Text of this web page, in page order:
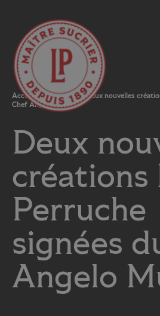
Accueil»Actualités»Deux nouvelles
Chef Angelo Musa
Deux
créations
Perruche
signées
Angelo